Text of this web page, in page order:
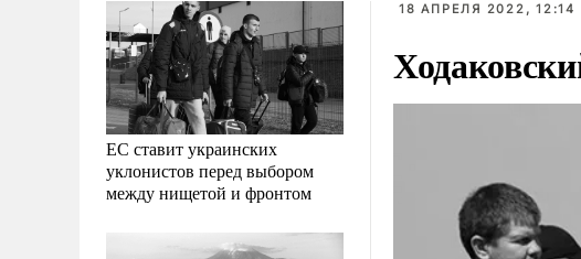
ЕС ставит украинских
уклонистов перед выбором
между нищетой и фронтом
18 АПРЕЛЯ 2022, 12:14